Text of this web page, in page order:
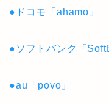
●ドコモ「ahamo」
●ソフトバンク「
●au「povo」